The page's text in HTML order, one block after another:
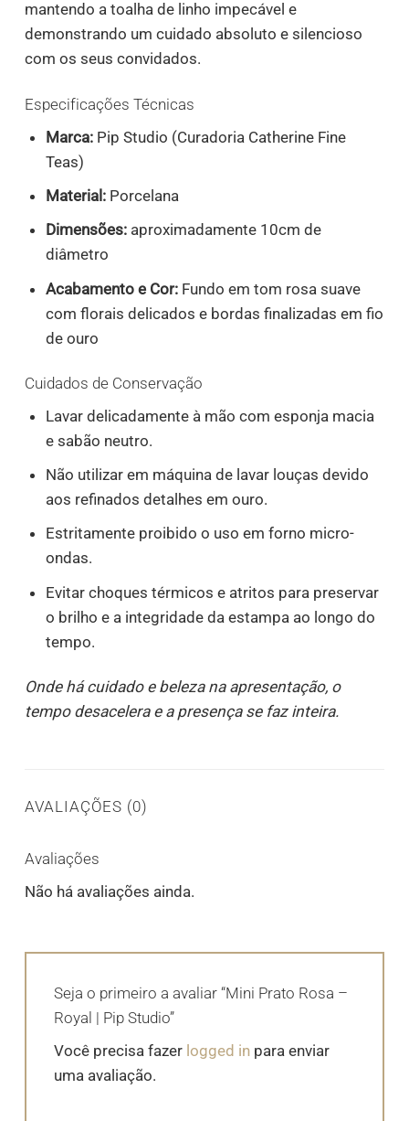
mantendo a toalha de linho impecável e
demonstrando um cuidado absoluto e silencioso
com os seus convidados.
Especificações Técnicas
Marca:Pip Studio (Curadoria Catherine Fine
Teas)
Material:Porcelana
Dimensões:aproximadamente 10cm de
diâmetro
Acabamento e Cor:Fundo em tom rosa suave
com florais delicados e bordas finalizadas em fio
de ouro
Cuidados de Conservação
Lavar delicadamente à mão com esponja macia
e sabão neutro.
Não utilizar em máquina de lavar louças devido
aos refinados detalhes em ouro.
Estritamente proibido o uso em forno micro-
ondas.
Evitar choques térmicos e atritos para preservar
o brilho e a integridade da estampa ao longo do
tempo.
Onde há cuidado e beleza na apresentação, o
tempo desacelera e a presença se faz inteira.
AVALIAÇÕES (0)
Avaliações
Não há avaliações ainda.
Seja o primeiro a avaliar “Mini Prato Rosa –
Royal | Pip Studio”
Você precisa fazer logged in para enviar
uma avaliação.